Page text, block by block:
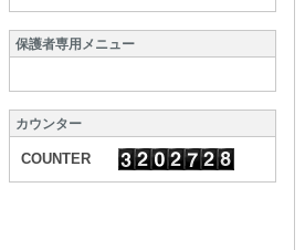
保護者専用メニュー
カウンター
COUNTER